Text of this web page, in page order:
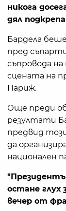
никога
дял
Бардела
пред
съпровода
сцената на
Париж.
Още преди
резултати
предвид
да
национален
остане глух
вечер от